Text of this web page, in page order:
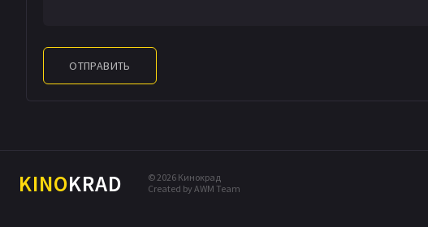
ОТПРАВИТЬ
KINOKRAD
© 2026 Кинокрад
Created by AWM Team